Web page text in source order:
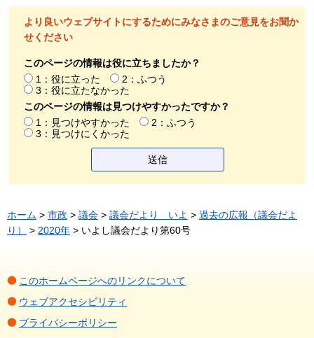
より良いウェブサイトにするためにみなさまのご意見をお聞か
せください
このページの情報は役に立ちましたか？
1：役に立った
2：ふつう
3：役に立たなかった
このページの情報は見つけやすかったですか？
1：見つけやすかった
2：ふつう
3：見つけにくかった
ホーム > 市政 > 議会 > 議会だより いよ > 過去の広報（議会だよ
り）
> 2020年 > いよし議会だより第60号
このホームページへのリンクについて
ウェブアクセシビリティ
プライバシーポリシー